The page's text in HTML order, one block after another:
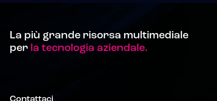
La più grande risorsa multimediale
per la tecnologia aziendale.
Contattaci